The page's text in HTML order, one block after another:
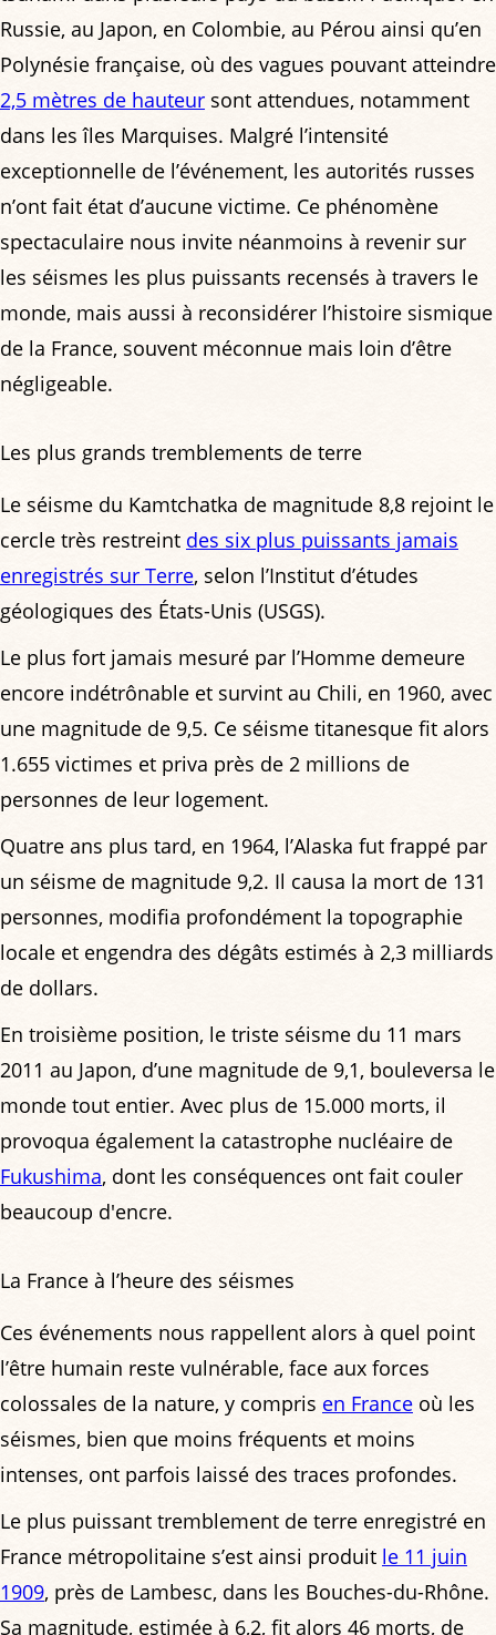
Russie, au Japon, en Colombie, au Pérou ainsi qu’en
Polynésie française, où des vagues pouvant atteindre
2,5 mètres de hauteur sont attendues, notamment
dans les îles Marquises. Malgré l’intensité
exceptionnelle de l’événement, les autorités russes
n’ont fait état d’aucune victime. Ce phénomène
spectaculaire nous invite néanmoins à revenir sur
les séismes les plus puissants recensés à travers le
monde, mais aussi à reconsidérer l’histoire sismique
de la France, souvent méconnue mais loin d’être
négligeable.
Les plus grands tremblements de terre
Le séisme du Kamtchatka de magnitude 8,8 rejoint le
cercle très restreint des six plus puissants jamais
enregistrés sur Terre, selon l’Institut d’études
géologiques des États-Unis (USGS).
Le plus fort jamais mesuré par l’Homme demeure
encore indétrônable et survint au Chili, en 1960, avec
une magnitude de 9,5. Ce séisme titanesque fit alors
1.655 victimes et priva près de 2 millions de
personnes de leur logement.
Quatre ans plus tard, en 1964, l’Alaska fut frappé par
un séisme de magnitude 9,2. Il causa la mort de 131
personnes, modifia profondément la topographie
locale et engendra des dégâts estimés à 2,3 milliards
de dollars.
En troisième position, le triste séisme du 11 mars
2011 au Japon, d’une magnitude de 9,1, bouleversa le
monde tout entier. Avec plus de 15.000 morts, il
provoqua également la catastrophe nucléaire de
Fukushima, dont les conséquences ont fait couler
beaucoup d'encre.
La France à l’heure des séismes
Ces événements nous rappellent alors à quel point
l’être humain reste vulnérable, face aux forces
colossales de la nature, y compris en France où les
séismes, bien que moins fréquents et moins
intenses, ont parfois laissé des traces profondes.
Le plus puissant tremblement de terre enregistré en
France métropolitaine s’est ainsi produit le 11 juin
1909, près de Lambesc, dans les Bouches-du-Rhône.
Sa magnitude, estimée à 6,2, fit alors 46 morts, de